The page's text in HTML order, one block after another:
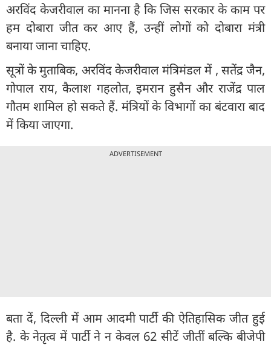
अरविंद केजरीवाल का मानना है कि जिस सरकार के काम पर
हम दोबारा जीत कर आए हैं, उन्हीं लोगों को दोबारा मंत्री
बनाया जाना चाहिए.
सूत्रों के मुताबिक, अरविंद केजरीवाल मंत्रिमंडल में , सतेंद्र जैन,
गोपाल राय, कैलाश गहलोत, इमरान हुसैन और राजेंद्र पाल
गौतम शामिल हो सकते हैं. मंत्रियों के विभागों का बंटवारा बाद
में किया जाएगा.
ADVERTISEMENT
बता दें, दिल्ली में आम आदमी पार्टी की ऐतिहासिक जीत हुई
है. के नेतृत्व में पार्टी ने न केवल 62 सीटें जीतीं बल्कि बीजेपी